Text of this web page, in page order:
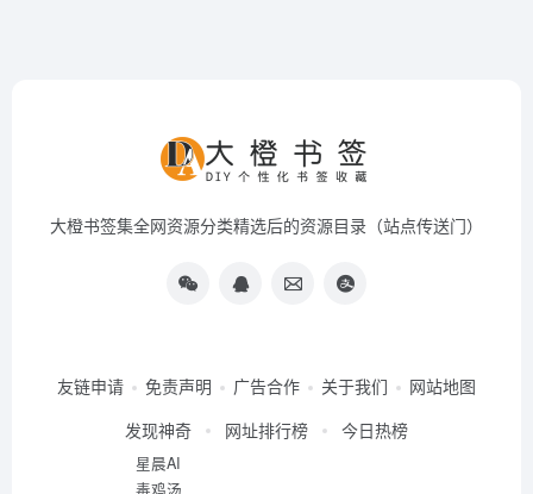
大橙书签集全网资源分类精选后的资源目录（站点传送门）
友链申请 免责声明 广告合作 关于我们
网站地图
发现神奇
星晨AI
毒鸡汤
网址排行榜 今日热榜